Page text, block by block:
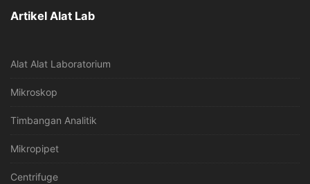
Artikel Alat Lab
Alat Alat Laboratorium
Mikroskop
Timbangan Analitik
Mikropipet
Centrifuge